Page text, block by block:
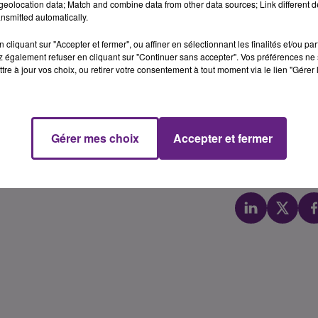
années et assidus des courses d’endurance de la
4h d’endurance du Creusot, ou ils ont terminé à la
exigeante à laquelle va se frotter cette bande d’amis de
des 24h du Mans moto, en petite cylindrée. C’est
de haut niveau.
prévue, 24h plus tard, dimanche à 14h30. Les 5 pilotes
sur la même moto pendant 24h, y compris la nuit, et
la compagne de l’un des pilotes :
data; Match and combine data from other data sources; Link different
automatically.
cliquant sur "Accepter et fermer", ou affiner en sélectionnant les finalités et/ou
également refuser en cliquant sur "Continuer sans accepter". Vos préférences
à jour vos choix, ou retirer votre consentement à tout moment via le lien
Gérer mes choix Accepter et fermer